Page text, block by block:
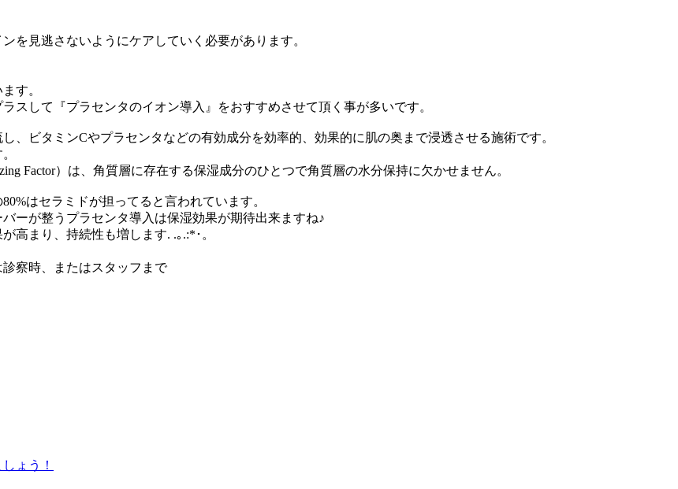
を見逃さないようにケアしていく必要があります。
す。
スして『プラセンタのイオン導入』をおすすめさせて頂く事が多いです。
、ビタミンCやプラセンタなどの有効成分を効率的、効果的に肌の奥まで浸透させる施術です。
Factor）は、角質層に存在する保湿成分のひとつで角質層の水分保持に欠かせません。
はセラミドが担ってると言われています。
ーが整うプラセンタ導入は保湿効果が期待出来ますね♪
高まり、持続性も増します. .｡.:*･。
察時、またはスタッフまで
ょう！